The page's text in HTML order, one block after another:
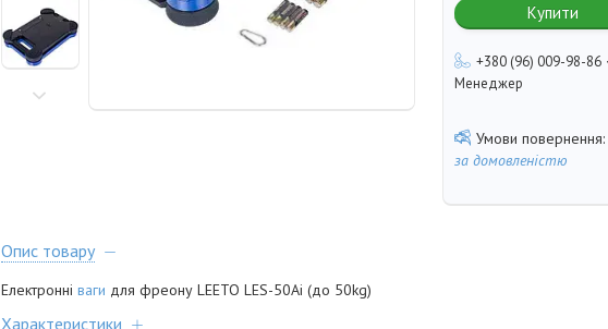
Купити
+380 (96) 009-98-86
Менеджер
за домовленістю
Опис товару
Електронні ваги для фреону LEETO LES-50Ai (до 50kg)
Характеристики